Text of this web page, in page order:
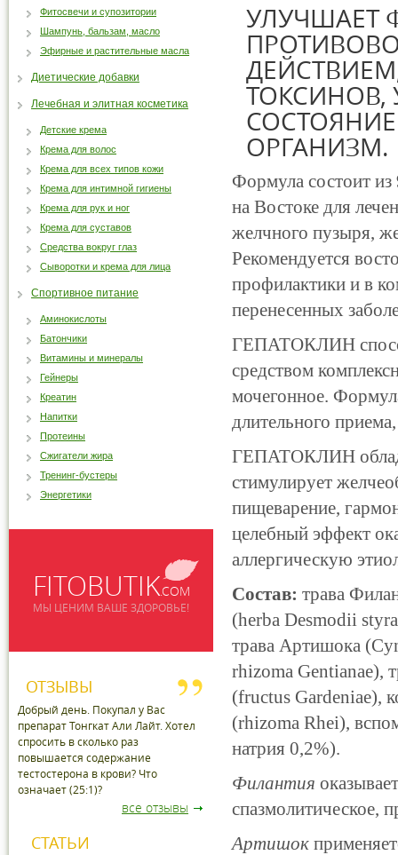
УЛУЧШАЕТ
ТОКСИНОВ,
ОРГАНИЗМ.
Формула состоит
на Востоке для
желчного пузыря,
Рекомендуется
профилактики и в
перенесенных
ГЕПАТОКЛИН
средством
мочегонное.
длительного
ГЕПАТОКЛИН
стимулирует
пищеварение,
целебный эффект
аллергическую
Состав: трава
(herba Desmodii
трава Артишока
rhizoma Gentianae),
(fructus Gardeniae),
(rhizoma Rhei),
натрия 0,2%).
Филантия
спазмолитическое,
Артишок
Фитосвечи и супозитории
Шампунь, бальзам, масло
Эфирные и растительные масла
Диетические добавки
Лечебная и элитная косметика
Детские крема
Крема для волос
Крема для всех типов кожи
Крема для интимной гигиены
Крема для рук и ног
Крема для суставов
Средства вокруг глаз
Сыворотки и крема для лица
Спортивное питание
Аминокислоты
Батончики
Витамины и минералы
Гейнеры
Креатин
Напитки
Протеины
Сжигатели жира
Тренинг-бустеры
Энергетики
FITOBUTIK.COM
МЫ ЦЕНИМ ВАШЕ ЗДОРОВЬЕ!
ОТЗЫВЫ
Добрый день. Покупал у Вас
препарат Тонгкат Али Лайт. Хотел
спросить в сколько раз
повышается содержание
тестостерона в крови? Что
означает (25:1)?
все отзывы
СТАТЬИ